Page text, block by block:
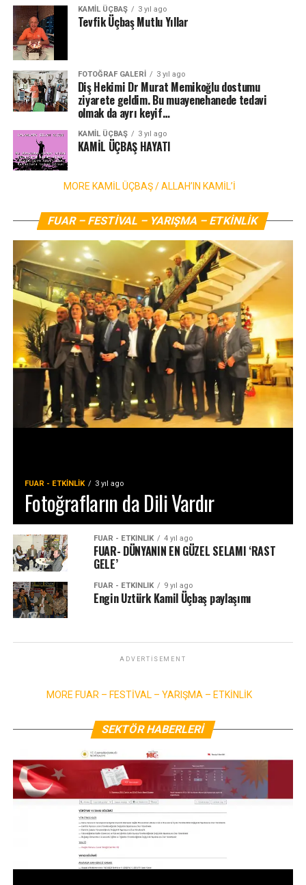
KAMİL ÜÇBAŞ 3 yıl ago
Tevfik Üçbaş Mutlu Yıllar
FOTOĞRAF GALERI 3 yıl ago
Diş Hekimi Dr Murat Memikoğlu dostumu
ziyarete geldim. Bu muayenehanede tedavi
olmak da ayrı keyif…
KAMİL ÜÇBAŞ 3 yıl ago
KAMİL ÜÇBAŞ HAYATI
MORE KAMIL ÜÇBAŞ / ALLAH’IN KAMIL’I
FUAR – FESTİVAL – YARIŞMA – ETKİNLİK
FUAR - ETKINLIK 3 yıl ago
Fotoğrafların da Dili Vardır
FUAR - ETKINLIK 4 yıl ago
FUAR- DÜNYANIN EN GÜZEL SELAMI ‘RAST
GELE’
FUAR - ETKINLIK 9 yıl ago
Engin Uztürk Kamil Üçbaş paylaşımı
ADVERTISEMENT
MORE FUAR – FESTİVAL – YARIŞMA – ETKİNLİK
SEKTÖR HABERLERİ